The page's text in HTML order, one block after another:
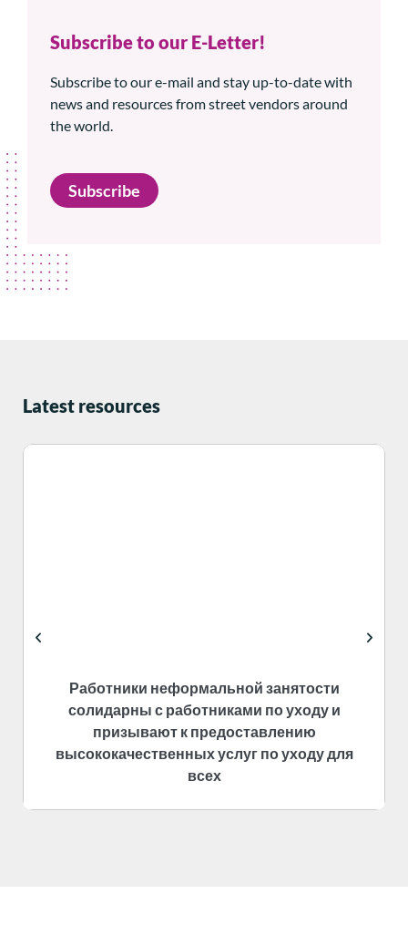
Subscribe to our E-Letter!
Subscribe to our e-mail and stay up-to-date with
news and resources from street vendors around
the world.
Subscribe
Latest resources
Работники неформальной занятости
солидарны с работниками по уходу и
призывают к предоставлению
высококачественных услуг по уходу для
всех